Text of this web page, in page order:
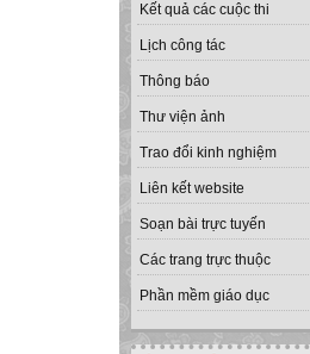
Kết quả các cuộc thi
Lịch công tác
Thông báo
Thư viện ảnh
Trao đổi kinh nghiệm
Liên kết website
Soạn bài trực tuyến
Các trang trực thuộc
Phần mềm giáo dục